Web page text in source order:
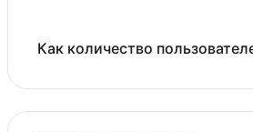
Как количество